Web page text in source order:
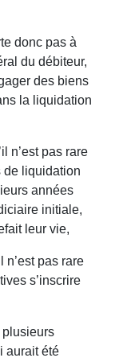
donc pas à
du débiteur,
des biens
la liquidation
n’est pas rare
de liquidation
années
initiale,
leur vie,
n’est pas rare
s’inscrire
plusieurs
aurait été